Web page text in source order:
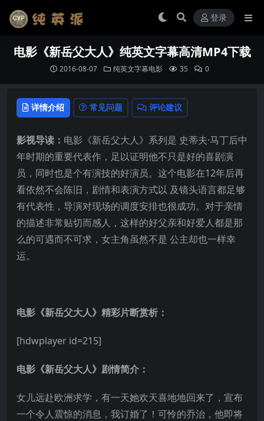
登录
电影《新岳父大人》纯英文字幕高清MP4下载
2016-08-07 纯英文字幕电影 35 0
详情介绍 常见问题 评论建议
影视导读： 电影《新岳父大人》系列是 史蒂夫·马丁后中
年时期的重要代表作，足以证明他不只是好的喜剧演
员，同时也是个有演技的好演员。这个电影在12年后再
看依然不会陈旧，剧情和表演方式以 及镜头语言都足够
有代表性，导演对现场的调度安排也很成功。对于亲情
的描述非常贴切而感人，这样的好父亲和好爱人都是那
么的可遇而不可求，女主角虽然不是 公主却也一样幸
运。
电影《新岳父大人》精彩片断赏析：
[hdwplayer id=215]
电影《新岳父大人》剧情简介：
女儿远赴欧洲求学，有一天她欢天喜地地回来了，宣布
一个令人震惊的消息，我订婚了！可怜的乔治，他即将